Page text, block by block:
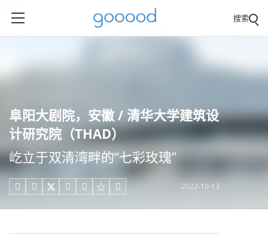
搜索
阜阳大剧院，安徽 / 清华大学建筑设
计研究院（THAD）
屹立于双清湾畔的“七彩玫瑰”
     2022-10-13